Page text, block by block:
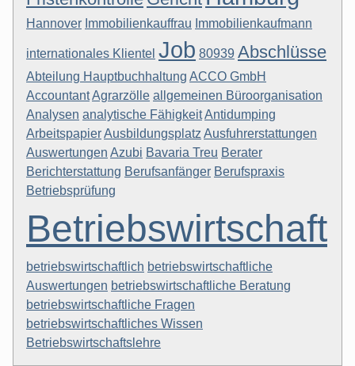
Hannover Immobilienkauffrau Immobilienkaufmann
internationales Klientel Job 80939 Abschlüsse
Abteilung Hauptbuchhaltung ACCO GmbH
AccountantAgrarzölle allgemeinen Büroorganisation
Analysen analytische FähigkeitAntidumping
ArbeitspapierAusbildungsplatz Ausfuhrerstattungen
Auswertungen Azubi Bavaria Treu Berater
Berichterstattung Berufsanfänger Berufspraxis
Betriebsprüfung
Betriebswirtschaft
betriebswirtschaftlich betriebswirtschaftliche
Auswertungen betriebswirtschaftliche Beratung
betriebswirtschaftliche Fragen
betriebswirtschaftliches Wissen
Betriebswirtschaftslehre